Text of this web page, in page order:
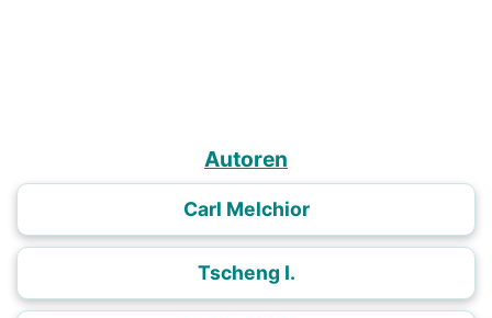
Autoren
Carl Melchior
Tscheng I.